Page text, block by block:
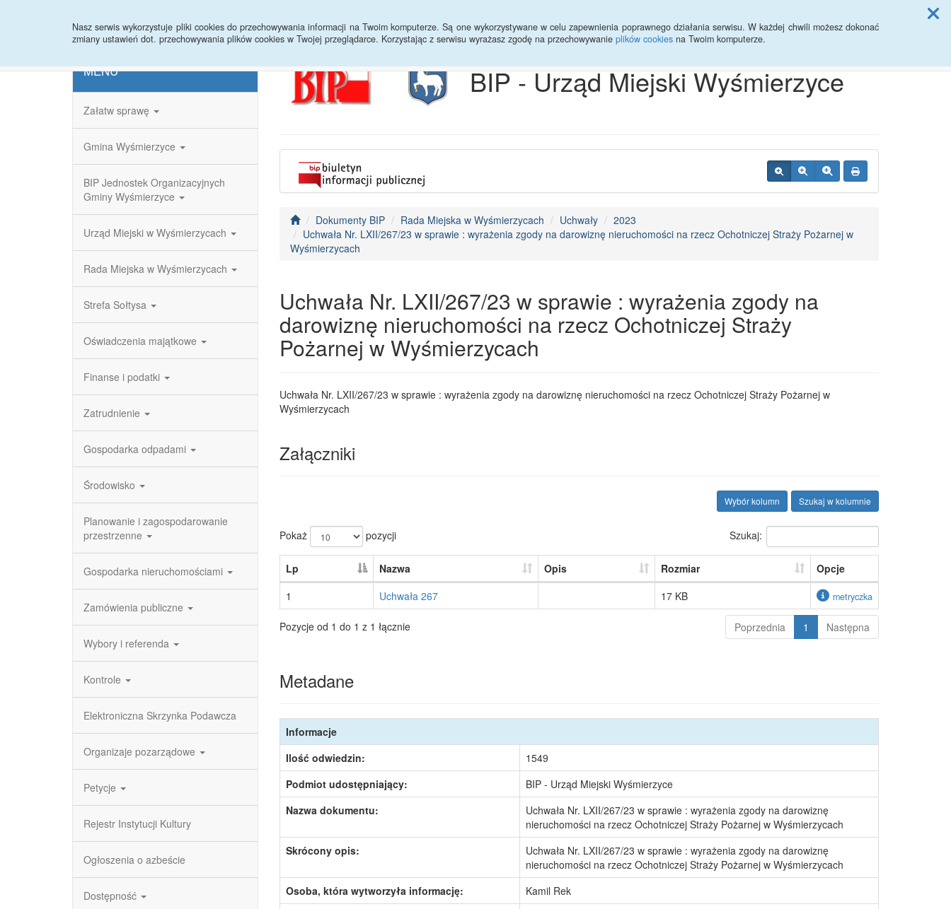
Nasz serwis wykorzystuje pliki cookies do przechowywania informacji na Twoim komputerze. Są one wykorzystywane w celu zapewnienia poprawnego działania serwisu. W każdej chwili możesz dokonać
zmiany ustawień dot. przechowywania plików cookies w Twojej przeglądarce. Korzystając z serwisu wyrażasz zgodę na przechowywanie plików cookies na Twoim komputerze.
Przycisk wyszukaj duży
MENU
Załatw sprawę
Gmina Wyśmierzyce
BIP Jednostek Organizacyjnych
Gminy Wyśmierzyce
Urząd Miejski w Wyśmierzycach
Rada Miejska w Wyśmierzycach
Strefa Sołtysa
Oświadczenia majątkowe
Finanse i podatki
Zatrudnienie
Gospodarka odpadami
Środowisko
Planowanie i zagospodarowanie
przestrzenne
Gospodarka nieruchomościami
Zamówienia publiczne
Wybory i referenda
Kontrole
Elektroniczna Skrzynka Podawcza
Organizaje pozarządowe
Petycje
Rejestr Instytucji Kultury
Ogłoszenia o azbeście
Dostępność
BIP - Urząd Miejski Wyśmierzyce
Dokumenty BIP Rada Miejska w Wyśmierzycach Uchwały
2023
Uchwała Nr. LXII/267/23 w sprawie : wyrażenia zgody na darowiznę nieruchomości na rzecz Ochotniczej Straży Pożarnej w
Wyśmierzycach
Uchwała Nr. LXII/267/23 w sprawie : wyrażenia zgody na
darowiznę nieruchomości na rzecz Ochotniczej Straży
Pożarnej w Wyśmierzycach
Uchwała Nr. LXII/267/23 w sprawie : wyrażenia zgody na darowiznę nieruchomości na rzecz Ochotniczej Straży Pożarnej w
Wyśmierzycach
Załączniki
Szukaj w kolumnie
Wybór kolumn
Pokaż pozycji Szukaj:
Lp Nazwa Opis Rozmiar
Opcje
1
Uchwała 267 17 KB metryczka
Pozycje od 1 do 1 z 1 łącznie Poprzednia 1 Następna
Metadane
Informacje
Ilość odwiedzin:
1549
Podmiot udostępniający:
BIP - Urząd Miejski Wyśmierzyce
Nazwa dokumentu:
Uchwała Nr. LXII/267/23 w sprawie : wyrażenia zgody na darowiznę
nieruchomości na rzecz Ochotniczej Straży Pożarnej w Wyśmierzycach
Skrócony opis:
Uchwała Nr. LXII/267/23 w sprawie : wyrażenia zgody na darowiznę
nieruchomości na rzecz Ochotniczej Straży Pożarnej w Wyśmierzycach
Osoba, która wytworzyła informację:
Kamil Rek